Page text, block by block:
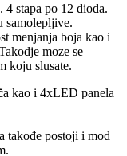
4 stapa po 12 dioda.
samolepljive.
menjanja boja kao i
moze se
koju slusate.
kao i 4xLED panela
takođe postoji i mod